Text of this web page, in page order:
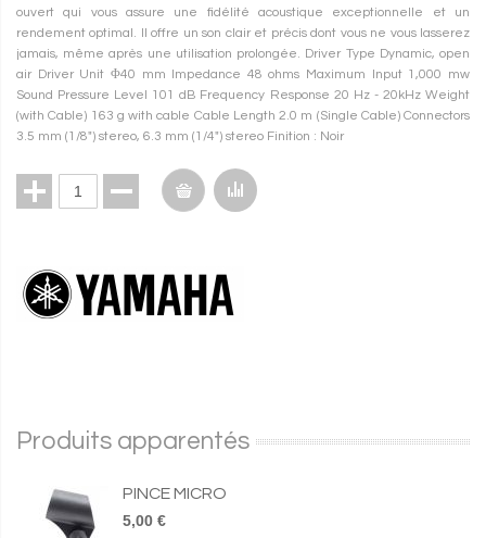
ouvert qui vous assure une fidélité acoustique exceptionnelle et un
rendement optimal. Il offre un son clair et précis dont vous ne vous lasserez
jamais, même après une utilisation prolongée. Driver Type Dynamic, open
air Driver Unit Φ40 mm Impedance 48 ohms Maximum Input 1,000 mw
Sound Pressure Level 101 dB Frequency Response 20 Hz - 20kHz Weight
(with Cable) 163 g with cable Cable Length 2.0 m (Single Cable) Connectors
3.5 mm (1/8") stereo, 6.3 mm (1/4") stereo Finition : Noir
Produits apparentés
PINCE MICRO
5,00 €